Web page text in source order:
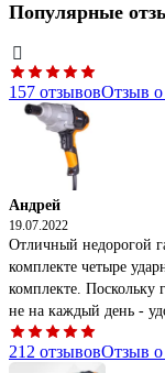
Популярные
157 отзывовОтзыв о
Андрей
19.07.2022
Отличный недорогой
комплекте четыре
комплекте. Поскольку
не на каждый день -
212 отзывовОтзыв о